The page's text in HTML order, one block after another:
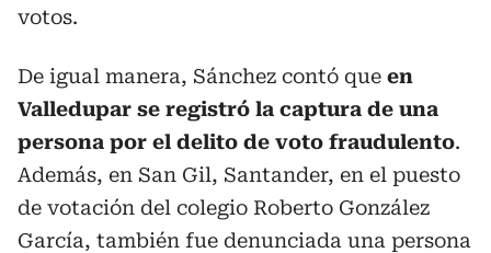
votos.
De igual manera, Sánchez contó que en
Valledupar se registró la captura de una
persona por el delito de voto fraudulento.
Además, en San Gil, Santander, en el puesto
de votación del colegio Roberto González
García, también fue denunciada una persona